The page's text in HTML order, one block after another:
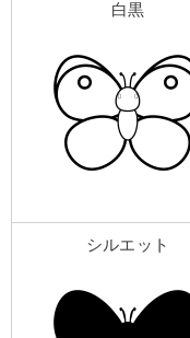
白黒
シルエット